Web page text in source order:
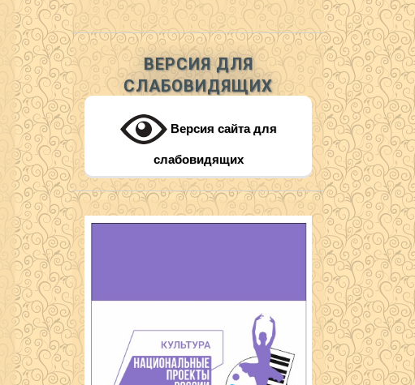
ВЕРСИЯ ДЛЯ
СЛАБОВИДЯЩИХ
Версия сайта для
слабовидящих